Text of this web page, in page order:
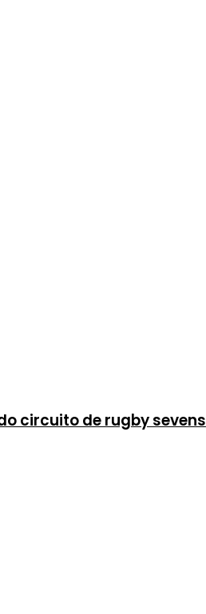
circuito de rugby sevens